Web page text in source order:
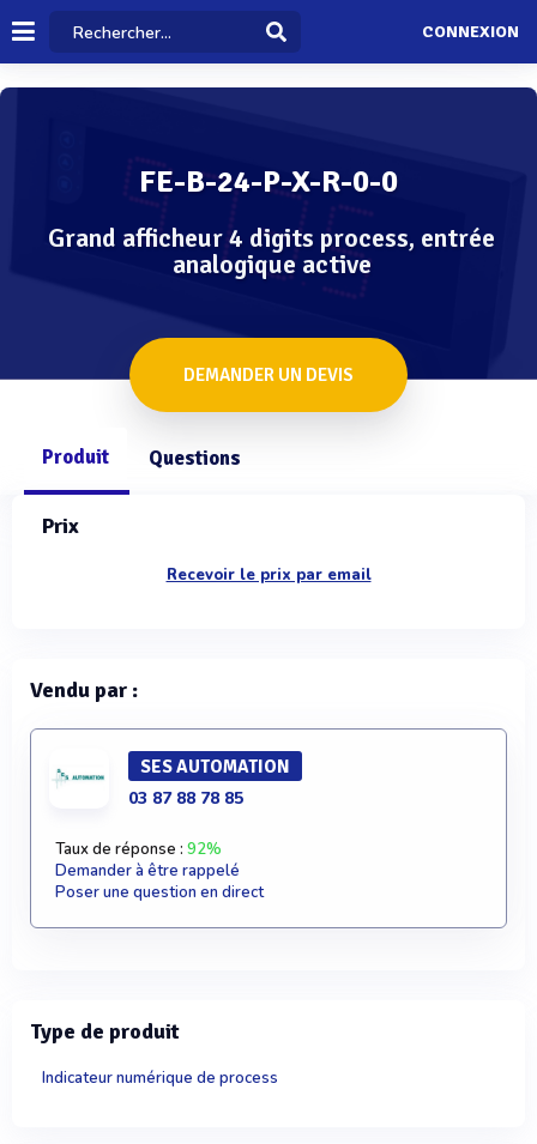
CONNEXION
FE-B-24-P-X-R-0-0
Grand afficheur 4 digits process, entrée
analogique active
DEMANDER UN DEVIS
Produit Questions
Prix
Recevoir le prix par email
Vendu par :
SES AUTOMATION
03 87 88 78 85
Taux de réponse : 92%
Demander à être rappelé
Poser une question en direct
Type de produit
Indicateur numérique de process